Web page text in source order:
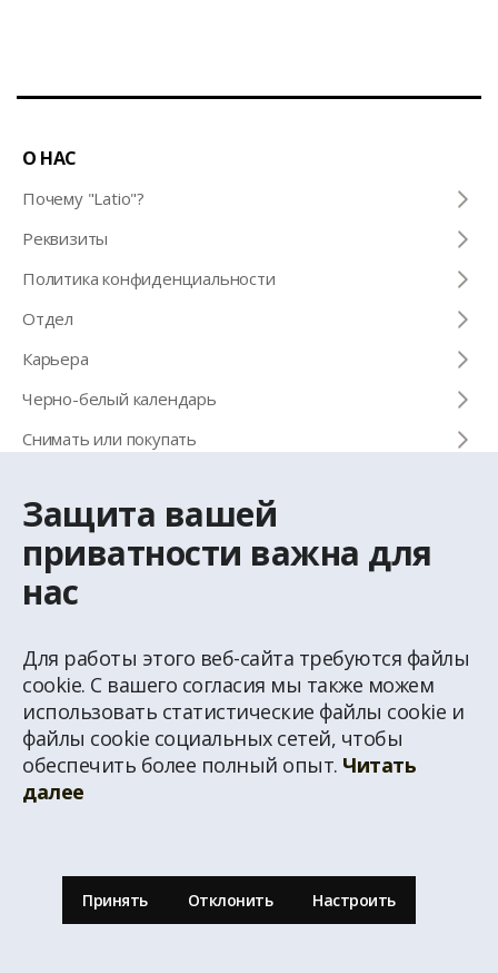
Адресного регистра, © Государственная земельная служба
О НАС
Почему "Latio"?
Pеквизиты
Политика конфиденциальности
Отдел
Карьера
Черно-белый календарь
Снимать или покупать
КОНТАКТЫ
Телефон для справок
Эл. почта
latio@latio.lv
Защита вашей
приватности важна для
нас
Для работы этого веб-сайта требуются файлы
cookie. С вашего согласия мы также можем
использовать статистические файлы cookie и
файлы cookie социальных сетей, чтобы
обеспечить более полный опыт. Читать
далее
Принять Отклонить Настроить